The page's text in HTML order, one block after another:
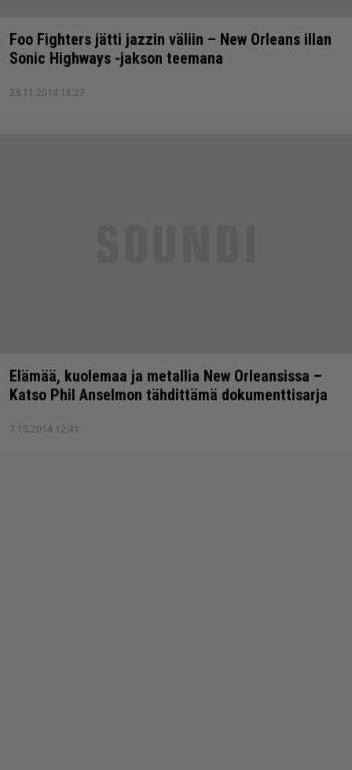
Foo Fighters jätti jazzin väliin – New Orleans illan
Sonic Highways -jakson teemana
23.11.2014 18:27
Elämää, kuolemaa ja metallia New Orleansissa –
Katso Phil Anselmon tähdittämä dokumenttisarja
7.10.2014 12:41